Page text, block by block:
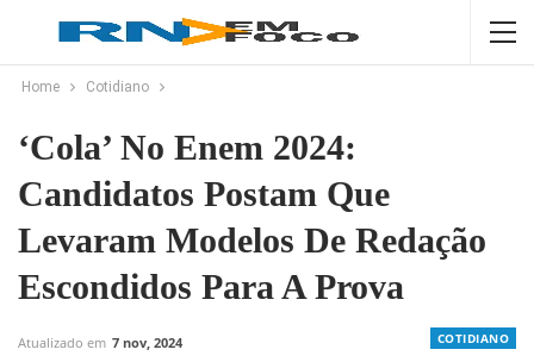
Home Cotidiano
‘Cola’ No Enem 2024:
Candidatos Postam Que
Levaram Modelos De Redação
Escondidos Para A Prova
COTIDIANO
Atualizado em 7 nov, 2024